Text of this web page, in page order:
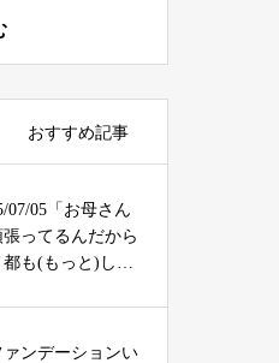
おすすめ記事
07/05「お母さん
張ってるんだから
都も(もっと)しっ
ァンデーションい